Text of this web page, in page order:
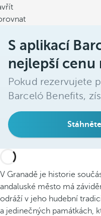
S aplikací
nejlepší cenu
Pokud rezervujete
Barceló Benefits,
V Granadě je historie
andaluské město má
odráží v jeho hudební
a jedinečných památkách,